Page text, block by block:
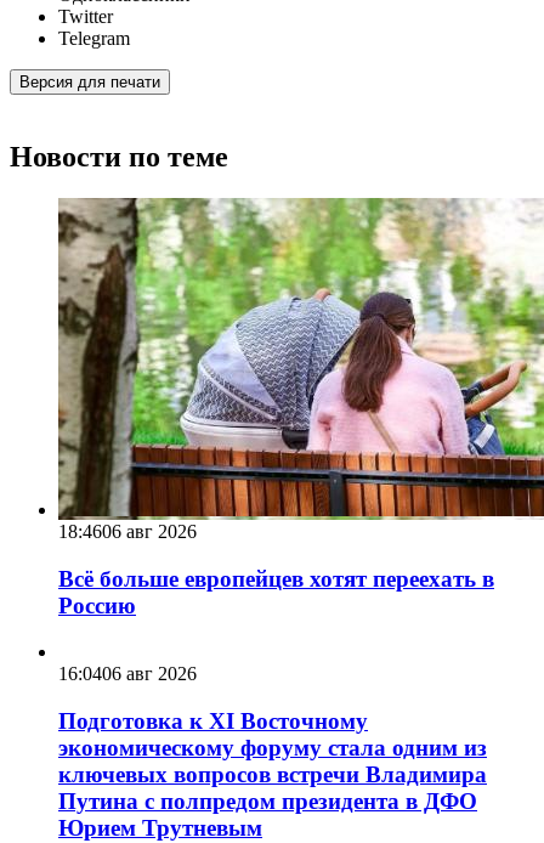
Twitter
Telegram
Версия для печати
Новости по теме
18:4606 авг 2026
Всё больше европейцев хотят переехать в
Россию
16:0406 авг 2026
Подготовка к XI Восточному
экономическому форуму стала одним из
ключевых вопросов встречи Владимира
Путина с полпредом президента в ДФО
Юрием Трутневым